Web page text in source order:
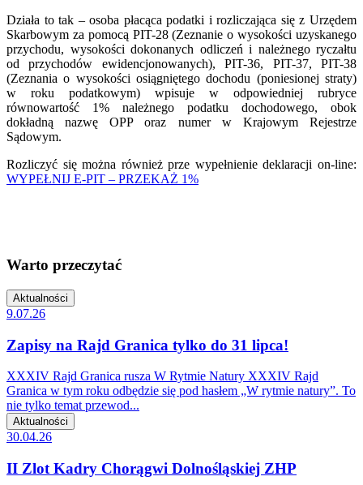
Działa to tak – osoba płacąca podatki i rozliczająca się z Urzędem
Skarbowym za pomocą PIT-28 (Zeznanie o wysokości uzyskanego
przychodu, wysokości dokonanych odliczeń i należnego ryczałtu
od przychodów ewidencjonowanych), PIT-36, PIT-37, PIT-38
(Zeznania o wysokości osiągniętego dochodu (poniesionej straty)
w roku podatkowym) wpisuje w odpowiedniej rubryce
równowartość 1% należnego podatku dochodowego, obok
dokładną nazwę OPP oraz numer w Krajowym Rejestrze
Sądowym.
Rozliczyć się można również prze wypełnienie deklaracji on-line:
WYPEŁNIJ E-PIT – PRZEKAŻ 1%
Warto przeczytać
Aktualności
9.07.26
Zapisy na Rajd Granica tylko do 31 lipca!
XXXIV Rajd Granica rusza W Rytmie Natury XXXIV Rajd
Granica w tym roku odbędzie się pod hasłem „W rytmie natury”. To
nie tylko temat przewod...
Aktualności
30.04.26
II Zlot Kadry Chorągwi Dolnośląskiej ZHP